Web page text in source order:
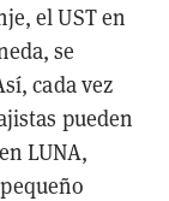
el UST en
se
cada vez
pueden
LUNA,